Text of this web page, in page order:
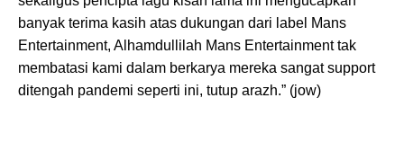
banyak terima kasih atas dukungan dari label Mans
Entertainment, Alhamdullilah Mans Entertainment tak
membatasi kami dalam berkarya mereka sangat support
ditengah pandemi seperti ini, tutup arazh.” (jow)